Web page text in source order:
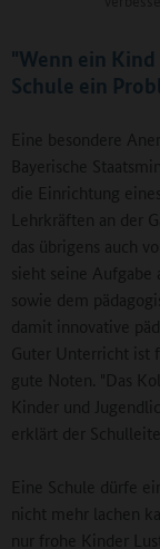
"Wenn ein
Schule ein
Eine besondere
Bayerische
die Einrichtung
Lehrkräften an der
das übrigens auch
sieht seine
sowie dem
damit innovative
Guter Unterricht ist
gute Noten. "Das
Kinder und
erklärt der Schulleiter.
Eine Schule dürfe
nicht mehr lachen
nur frohe Kinder